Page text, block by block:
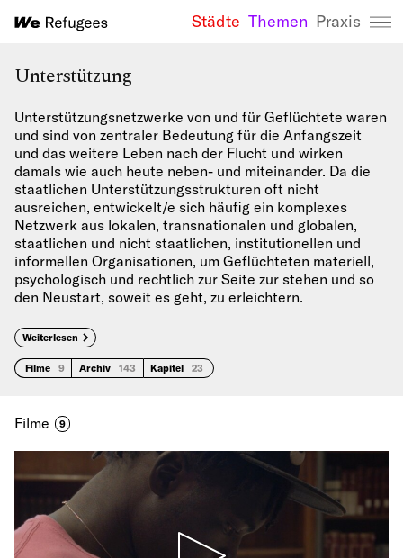
We Refugees
Städte Themen Praxis
Unterstützung
Unterstützungsnetzwerke von und für Geflüchtete waren
und sind von zentraler Bedeutung für die Anfangszeit
und das weitere Leben nach der Flucht und wirken
damals wie auch heute neben- und miteinander. Da die
staatlichen Unterstützungsstrukturen oft nicht
ausreichen, entwickelt/e sich häufig ein komplexes
Netzwerk aus lokalen, transnationalen und globalen,
staatlichen und nicht staatlichen, institutionellen und
informellen Organisationen, um Geflüchteten materiell,
psychologisch und rechtlich zur Seite zur stehen und so
den Neustart, soweit es geht, zu erleichtern.
Weiterlesen
Filme 9 Archiv 143 Kapitel 23
Filme 9